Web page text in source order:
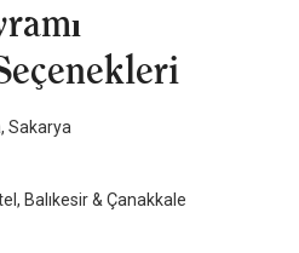
Sakarya
Balıkesir & Çanakkale